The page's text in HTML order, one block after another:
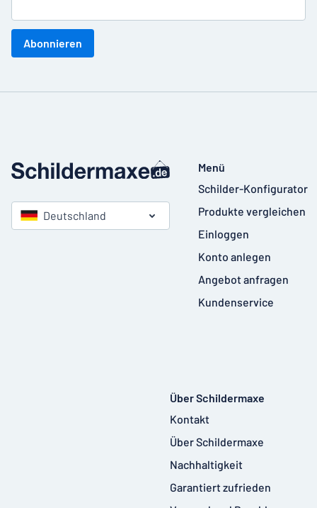
Abonnieren
Deutschland
Menü
Schilder-Konfigurator
Produkte vergleichen
Einloggen
Konto anlegen
Angebot anfragen
Kundenservice
Über Schildermaxe
Kontakt
Über Schildermaxe
Nachhaltigkeit
Garantiert zufrieden